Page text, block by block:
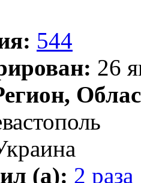
544
26
(а): 2 раза